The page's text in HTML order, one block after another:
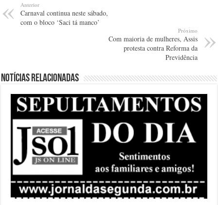
Anterior
Carnaval continua neste sábado,
com o bloco ‘Saci tá manco’
Próximo
Com maioria de mulheres, Assis
protesta contra Reforma da
Previdência
Notícias relacionadas